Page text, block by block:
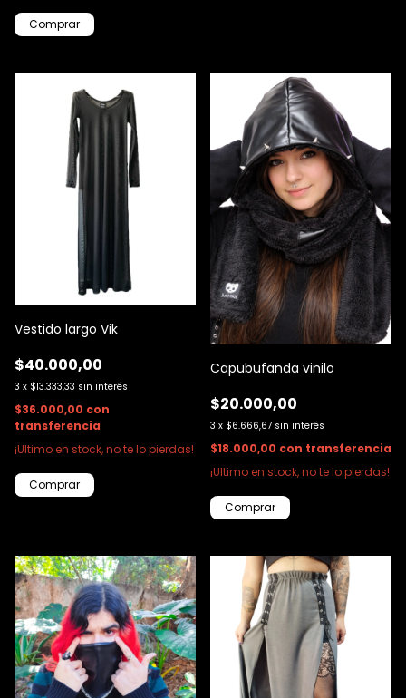
Comprar
Vestido largo Vik
$40.000,00
3 x $13.333,33 sin interés
$36.000,00 con
transferencia
¡Ultimo en stock, no te lo pierdas!
Comprar
Capubufanda vinilo
$20.000,00
3 x $6.666,67 sin interés
$18.000,00 con transferencia
¡Ultimo en stock, no te lo pierdas!